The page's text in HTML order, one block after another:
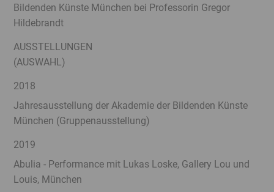
Bildenden Künste München bei Professorin Gregor
Hildebrandt
AUSSTELLUNGEN
(AUSWAHL)
2018
Jahresausstellung der Akademie der Bildenden Künste
München (Gruppenausstellung)
2019
Abulia - Performance mit Lukas Loske, Gallery Lou und
Louis, München